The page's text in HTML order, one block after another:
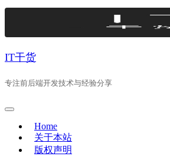
Skip
IT干货
专注前后端开发技术与经验分享
Home
关于本站
版权声明